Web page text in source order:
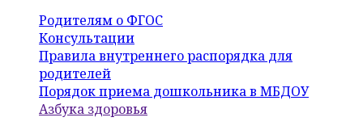
Родителям о ФГОС
Консультации
Правила внутреннего распорядка для
родителей
Порядок приема дошкольника в МБДОУ
Азбука здоровья